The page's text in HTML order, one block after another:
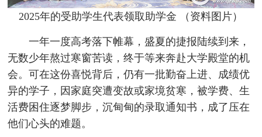
2025年的受助学生代表领取助学金 （资料图片）
一年一度高考落下帷幕，盛夏的捷报陆续到来，
无数少年熬过寒窗苦读，终于等来奔赴大学殿堂的机
会。可在这份喜悦背后，仍有一批勤奋上进、成绩优
异的学子，因家庭突遭变故或家境贫寒，被学费、生
活费困住逐梦脚步，沉甸甸的录取通知书，成了压在
他们心头的难题。